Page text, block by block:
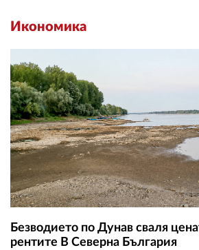
Икономика
Безводието по Дунав сваля
рентите В Северна България